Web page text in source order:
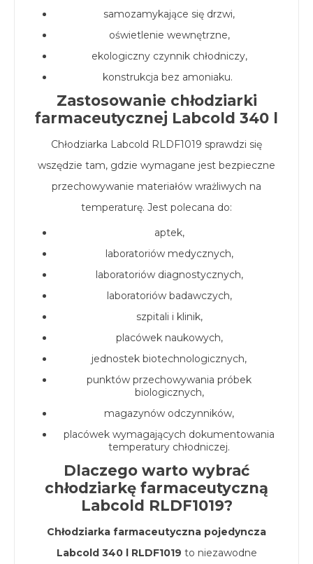
samozamykające się drzwi,
oświetlenie wewnętrzne,
ekologiczny czynnik chłodniczy,
konstrukcja bez amoniaku.
Zastosowanie chłodziarki
farmaceutycznej Labcold 340 l
Chłodziarka Labcold RLDF1019 sprawdzi się
wszędzie tam, gdzie wymagane jest bezpieczne
przechowywanie materiałów wrażliwych na
temperaturę. Jest polecana do:
aptek,
laboratoriów medycznych,
laboratoriów diagnostycznych,
laboratoriów badawczych,
szpitali i klinik,
placówek naukowych,
jednostek biotechnologicznych,
punktów przechowywania próbek
biologicznych,
magazynów odczynników,
placówek wymagających dokumentowania
temperatury chłodniczej.
Dlaczego warto wybrać
chłodziarkę farmaceutyczną
Labcold RLDF1019?
Chłodziarka farmaceutyczna pojedyncza
Labcold 340 l RLDF1019 to niezawodne